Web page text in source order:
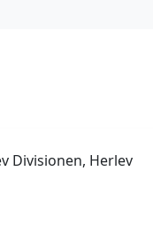
Divisionen, Herlev